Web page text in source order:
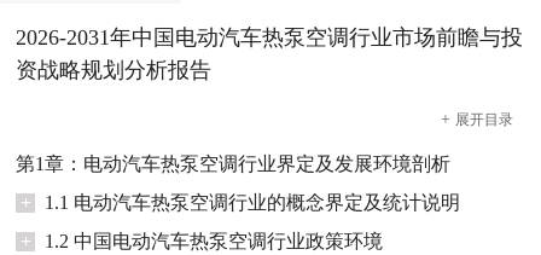
2026-2031年中国电动汽车热泵空调行业市场前瞻与投
资战略规划分析报告
+ 展开目录
第1章：电动汽车热泵空调行业界定及发展环境剖析
+
1.1 电动汽车热泵空调行业的概念界定及统计说明
+
1.2 中国电动汽车热泵空调行业政策环境